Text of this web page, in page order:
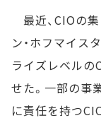
最近、CIOの
ン・ホフマイス
ライズレベルの
せた。一部の事
に責任を持つ